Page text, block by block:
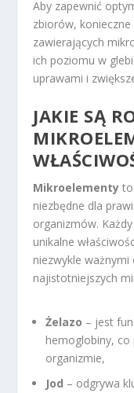
Aby zapewnić
zbiorów,
zawierających
ich poziomu w
uprawami i
JAKIE SĄ
Mikroelementy to
niezbędne dla
organizmów.
unikalne
niezwykle
najistotniejszych
Żelazo – jest
hemoglobiny,
organizmie,
Jod – odgrywa